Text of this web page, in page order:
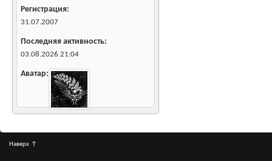
Регистрация
31.07.2007
Последняя активность
03.08.2026 21:04
Аватар
Наверх ↑